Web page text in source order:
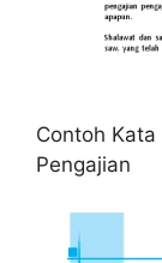
Contoh
Pengajian